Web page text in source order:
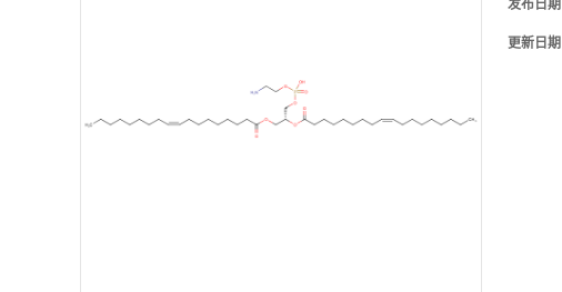
发布日期
更新日期